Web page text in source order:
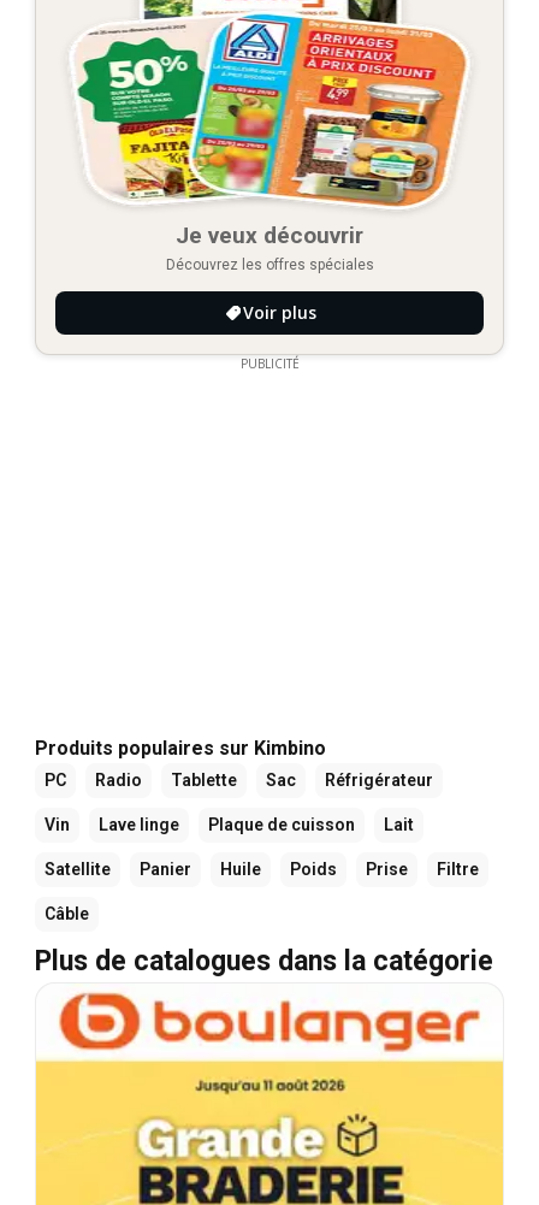
Je veux découvrir
Découvrez les offres spéciales
Voir plus
PUBLICITÉ
Produits populaires sur Kimbino
PC Radio Tablette Sac Réfrigérateur
Vin Lave linge Plaque de cuisson Lait
Satellite Panier Huile Poids Prise Filtre
Câble
Plus de catalogues dans la catégorie